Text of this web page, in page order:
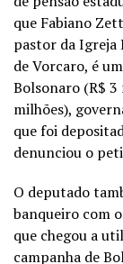
que Fabiano
pastor da Igreja
de Vorcaro, é
Bolsonaro (R$ 3
milhões),
que foi
denunciou o
O deputado
banqueiro com
que chegou a
campanha de